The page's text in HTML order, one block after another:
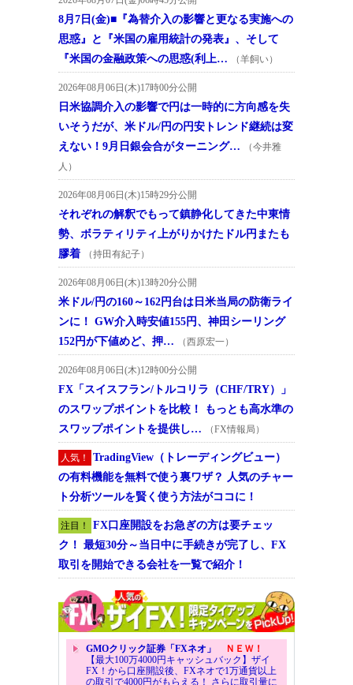
8月7日(金)■『為替介入の影響と更なる実施への
思惑』と『米国の雇用統計の発表』、そして
『米国の金融政策への思惑(利上…
（羊飼い）
2026年08月06日(木)17時00分公開
日米協調介入の影響で円は一時的に方向感を失
いそうだが、米ドル/円の円安トレンド継続は変
えない！9月日銀会合がターニング…
（今井雅
人）
2026年08月06日(木)15時29分公開
それぞれの解釈でもって鎮静化してきた中東情
勢、ボラティリティ上がりかけたドル円またも
膠着
（持田有紀子）
2026年08月06日(木)13時20分公開
米ドル/円の160～162円台は日米当局の防衛ライ
ンに！ GW介入時安値155円、神田シーリング
152円が下値めど、押…
（西原宏一）
2026年08月06日(木)12時00分公開
FX「スイスフラン/トルコリラ（CHF/TRY）」
のスワップポイントを比較！ もっとも高水準の
スワップポイントを提供し…
（FX情報局）
人気！
TradingView（トレーディングビュー）
の有料機能を無料で使う裏ワザ？ 人気のチャー
ト分析ツールを賢く使う方法がココに！
注目！
FX口座開設をお急ぎの方は要チェッ
ク！ 最短30分～当日中に手続きが完了し、FX
取引を開始できる会社を一覧で紹介！
GMOクリック証券「FXネオ」
ＮＥＷ！
【最大100万4000円キャッシュバック】ザイ
FX！から口座開設後、FXネオで1万通貨以上
の取引で4000円がもらえる！ さらに取引量に